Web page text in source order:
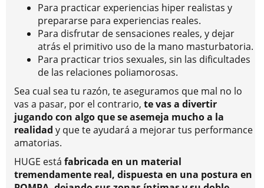
Para practicar experiencias hiper realistas y
prepararse para experiencias reales.
Para disfrutar de sensaciones reales, y dejar
atrás el primitivo uso de la mano masturbatoria.
Para practicar trios sexuales, sin las dificultades
de las relaciones poliamorosas.
Sea cual sea tu razón, te aseguramos que mal no lo
vas a pasar, por el contrario, te vas a divertir
jugando con algo que se asemeja mucho a la
realidad y que te ayudará a mejorar tus performance
amatorias.
HUGE está fabricada en un material
tremendamente real, dispuesta en una postura en